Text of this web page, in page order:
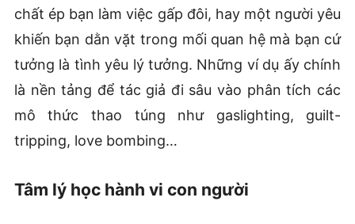
chất ép bạn làm việc gấp đôi, hay một người yêu
khiến bạn dằn vặt trong mối quan hệ mà bạn cứ
tưởng là tình yêu lý tưởng. Những ví dụ ấy chính
là nền tảng để tác giả đi sâu vào phân tích các
mô thức thao túng như gaslighting, guilt-
tripping, love bombing…
Tâm lý học hành vi con người